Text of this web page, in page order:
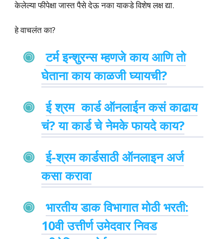
केलेल्या फीपेक्षा जास्त पैसे देऊ नका याकडे विशेष लक्ष द्या.
हे वाचलंत का?
टर्म इन्शुरन्स म्हणजे काय आणि तो
घेताना काय काळजी घ्यायची?
ई श्रम कार्ड ऑनलाईन कसं काढाय
चं? या कार्ड चे नेमके फायदे काय?
ई-श्रम कार्डसाठी ऑनलाइन अर्ज
कसा करावा
भारतीय डाक विभागात मोठी भरती:
10वी उत्तीर्ण उमेदवार निवड